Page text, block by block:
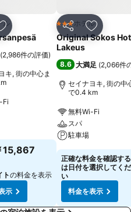
お気に入りに追加
ンク
ル
(2,986件の評価)
キ, 街の中心ま
Fi
15,867
トの料金を表示
示
シェア お気に入
3 ホテルのランク
ホテル
Original Sokos
Lakeus
8.6 大満足 (2,066件
セイナヨキ, 街の中
で0.4 km
無料Wi-Fi
スパ
駐車場
正確な料金を確認す
は日付を選択してく
い
料金を表示